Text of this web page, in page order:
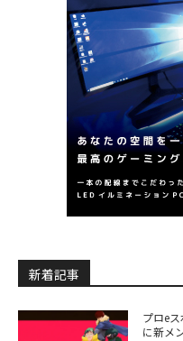
新着記事
プロe
に新メ